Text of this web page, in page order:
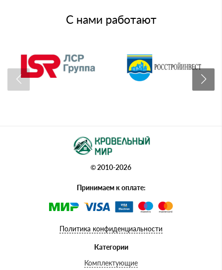
С нами работают
© 2010-2026
Принимаем к оплате:
Политика конфиденциальности
Категории
Комплектующие